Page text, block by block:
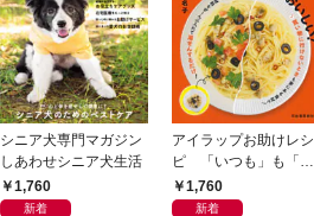
シニア犬専門マガジン
しあわせシニア犬生活
1,760
新着
アイラップお助けレシ
ピ 「いつも」も「も
しも」もおいしい！
1,760
新着